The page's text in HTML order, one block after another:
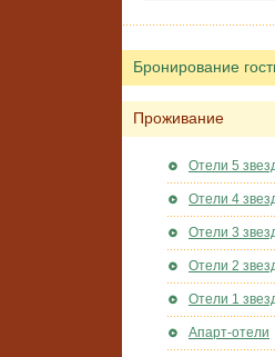
Бронирование
Проживание
Отели 5
Отели 4
Отели 3
Отели 2
Отели 1
Апарт-отели